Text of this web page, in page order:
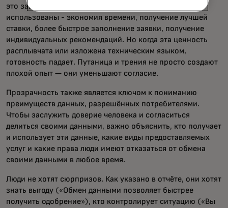
это зависит от понимания того, для чего они будут
использованы - экономия времени, получение лучшей
ставки, более быстрое заполнение заявки, получение
индивидуальных рекомендаций. Но когда эта ценность
расплывчата или изложена техническим языком,
готовность падает. Путаница и трения не просто создают
плохой опыт — они уменьшают согласие.
Прозрачность также является ключом к пониманию
преимуществ данных, разрешённых потребителями.
Чтобы заслужить доверие человека и согласиться
делиться своими данными, важно объяснить, кто получает
и использует эти данные, какие виды предоставляемых
услуг и какие права люди имеют отказаться от обмена
своими данными в любое время.
Люди не хотят сюрпризов. Как указано в отчёте, они хотят
знать выгоду («Обмен данными позволяет быстрее
получить одобрение»), кто контролирует ситуацию («Вы